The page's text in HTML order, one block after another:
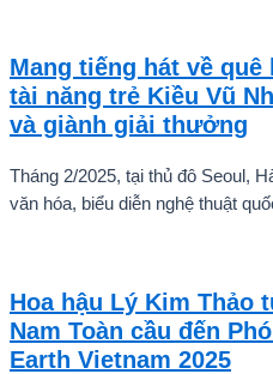
Mang tiếng hát về
tài năng trẻ Kiều Vũ
và giành giải thưởng
Tháng 2/2025, tại thủ đô Seoul,
văn hóa, biểu diễn nghệ thuật
ấn tượng mạnh với giọng hát trữ
quê hương.
Hoa hậu Lý Kim Thảo
Nam Toàn cầu đến
Earth Vietnam 2025